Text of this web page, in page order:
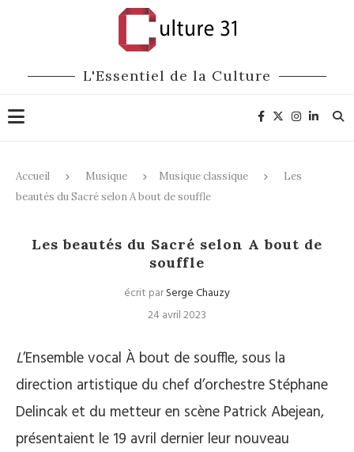
L'Essentiel de la Culture
Accueil Musique Musique classique
Les
beautés du Sacré selon A bout de souffle
Musique classique
Les beautés du Sacré selon A bout de
souffle
écrit parSerge Chauzy
24 avril 2023
L’Ensemble vocal À bout de souffle, sous la
direction artistique du chef d’orchestre Stéphane
Delincak et du metteur en scène Patrick Abejean,
présentaient le 19 avril dernier leur nouveau